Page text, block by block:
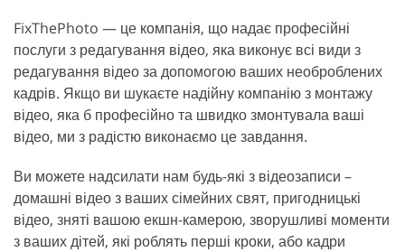
FixThePhoto — це компанія, що надає професійні
послуги з редагування відео, яка виконує всі види з
редагування відео за допомогою ваших необроблених
кадрів. Якщо ви шукаєте надійну компанію з монтажу
відео, яка б професійно та швидко змонтувала ваші
відео, ми з радістю виконаємо це завдання.
Ви можете надсилати нам будь-які з відеозаписи –
домашні відео з ваших сімейних свят, пригодницькі
відео, зняті вашою екшн-камерою, зворушливі моменти
з ваших дітей, які роблять перші кроки, або кадри